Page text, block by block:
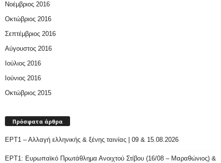
Νοέμβριος 2016
Οκτώβριος 2016
Σεπτέμβριος 2016
Αύγουστος 2016
Ιούλιος 2016
Ιούνιος 2016
Οκτώβριος 2015
Πρόσφατα άρθρα
ΕΡΤ1 – Αλλαγή ελληνικής & ξένης ταινίας | 09 & 15.08.2026
ΕΡΤ1: Ευρωπαϊκό Πρωτάθλημα Ανοιχτού Στίβου (16/08 – Μαραθώνιος) &